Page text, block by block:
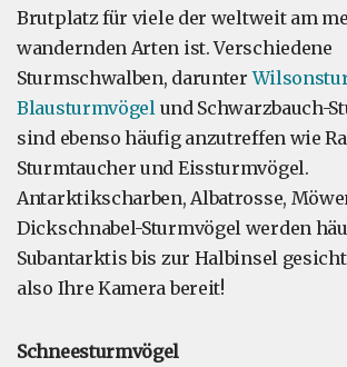
Brutplatz für viele der weltweit am
wandernden Arten ist. Verschiedene
Sturmschwalben, darunter
Blausturmvögel und Schwarzbauch-
sind ebenso häufig anzutreffen wie
Sturmtaucher und Eissturmvögel.
Antarktikscharben, Albatrosse,
Dickschnabel-Sturmvögel werden
Subantarktis bis zur Halbinsel
also Ihre Kamera bereit!
Schneesturmvögel